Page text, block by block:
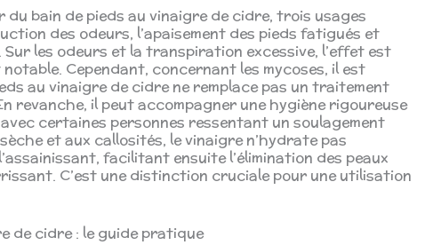
bain de pieds au vinaigre de cidre, trois usages
des odeurs, l’apaisement des pieds fatigués et
Sur les odeurs et la transpiration excessive, l’effet est
Cependant, concernant les mycoses, il est
au vinaigre de cidre ne remplace pas un traitement
revanche, il peut accompagner une hygiène rigoureuse
certaines personnes ressentant un soulagement
et aux callosités, le vinaigre n’hydrate pas
facilitant ensuite l’élimination des peaux
C’est une distinction cruciale pour une utilisation
de cidre : le guide pratique